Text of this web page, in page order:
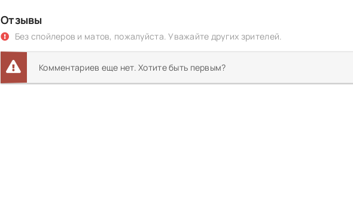
Отзывы
Без спойлеров и матов, пожалуйста. Уважайте других зрителей.
Комментариев еще нет. Хотите быть первым?